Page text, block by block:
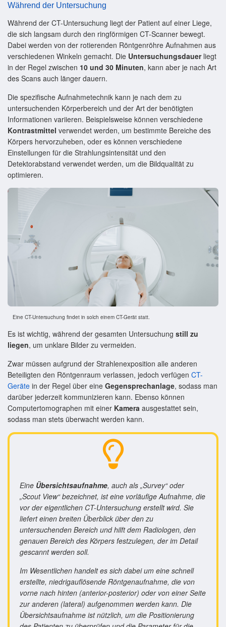
Während der Untersuchung
Während der CT-Untersuchung liegt der Patient auf einer Liege,
die sich langsam durch den ringförmigen CT-Scanner bewegt.
Dabei werden von der rotierenden Röntgenröhre Aufnahmen aus
verschiedenen Winkeln gemacht. Die Untersuchungsdauer liegt
in der Regel zwischen 10 und 30 Minuten, kann aber je nach Art
des Scans auch länger dauern.
Die spezifische Aufnahmetechnik kann je nach dem zu
untersuchenden Körperbereich und der Art der benötigten
Informationen variieren. Beispielsweise können verschiedene
Kontrastmittel verwendet werden, um bestimmte Bereiche des
Körpers hervorzuheben, oder es können verschiedene
Einstellungen für die Strahlungsintensität und den
Detektorabstand verwendet werden, um die Bildqualität zu
optimieren.
Eine CT-Untersuchung findet in solch einem CT-Gerät statt.
Es ist wichtig, während der gesamten Untersuchung still zu
liegen, um unklare Bilder zu vermeiden.
Zwar müssen aufgrund der Strahlenexposition alle anderen
Beteiligten den Röntgenraum verlassen, jedoch verfügen CT-
Geräte in der Regel über eine Gegensprechanlage, sodass man
darüber jederzeit kommunizieren kann. Ebenso können
Computertomographen mit einer Kamera ausgestattet sein,
sodass man stets überwacht werden kann.
Eine Übersichtsaufnahme, auch als „Survey“ oder
„Scout View“ bezeichnet, ist eine vorläufige Aufnahme, die
vor der eigentlichen CT-Untersuchung erstellt wird. Sie
liefert einen breiten Überblick über den zu
untersuchenden Bereich und hilft dem Radiologen, den
genauen Bereich des Körpers festzulegen, der im Detail
gescannt werden soll.
Im Wesentlichen handelt es sich dabei um eine schnell
erstellte, niedrigauflösende Röntgenaufnahme, die von
vorne nach hinten (anterior-posterior) oder von einer Seite
zur anderen (lateral) aufgenommen werden kann. Die
Übersichtsaufnahme ist nützlich, um die Positionierung